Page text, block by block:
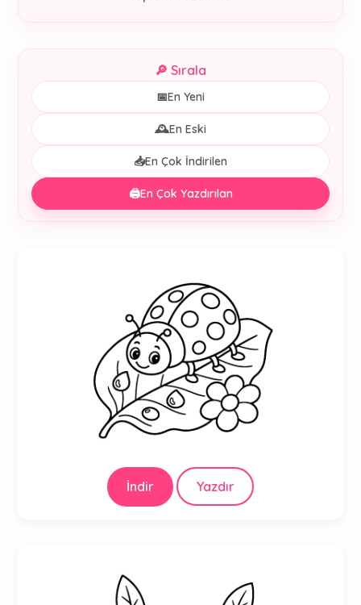
🔎 Sırala
📅En Yeni
🕰️En Eski
📥En Çok İndirilen
🖨️En Çok Yazdırılan
İndir Yazdır